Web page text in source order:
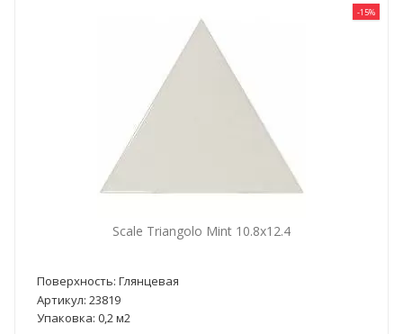
-15%
Scale Triangolo Mint 10.8x12.4
Поверхность: Глянцевая
Артикул: 23819
Упаковка: 0,2 м2